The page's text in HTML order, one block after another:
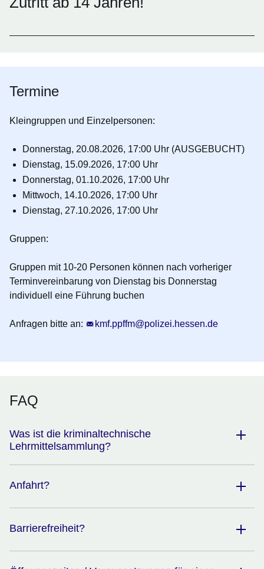
Termine
Kleingruppen und Einzelpersonen:
Donnerstag, 20.08.2026, 17:00 Uhr (AUSGEBUCHT)
Dienstag, 15.09.2026, 17:00 Uhr
Donnerstag, 01.10.2026, 17:00 Uhr
Mittwoch, 14.10.2026, 17:00 Uhr
Dienstag, 27.10.2026, 17:00 Uhr
Gruppen:
Gruppen mit 10-20 Personen können nach vorheriger
Terminvereinbarung von Dienstag bis Donnerstag
individuell eine Führung buchen
Anfragen bitte an: kmf.ppffm@polizei.hessen.de
Öffnet sich in einem neuen Fenster
FAQ
Was ist die kriminaltechnische
Lehrmittelsammlung?
Anfahrt?
Barrierefreiheit?